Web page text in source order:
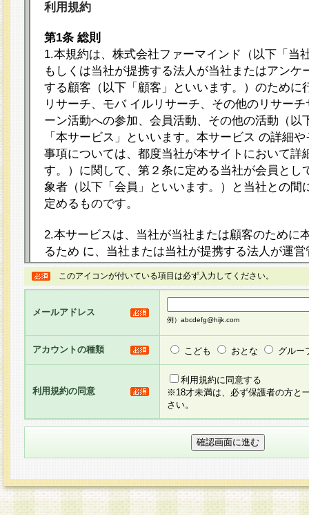
利用規約
第1条 総則
1.本規約は、株式会社ファーマインド（以下「当
もしくは当社が提携する法人が当社またはアンケ
する顧客（以下「顧客」といいます。）のために
リサーチ、モバ イルリサーチ、その他のリサー
ーン活動への参加、会員活動、その他の活動（以
「本サービス」といいます。本サービス の詳細
事項については、都度当社が本サイトにおいて詳
す。）に関して、第２条に定める当社が会員とし
象者（以下「会員」といいます。）と当社との間
定めるものです。
2.本サービスは、当社が当社または顧客のために
るため に、当社または当社が提携する法人が運
ト（以下「本サイト」といいます。）上に本サー
ージを設け、会員がアンケー ト調査に回答する
し、その結果を当社が集計・分析その他の利用を
るものです。なお、本サービスは、それぞれの目
員に対して本サービスの依頼を行うこともあり、
た全ての会員に対して本サービスの依頼をすると
りま す。
3.当社は、会員の事前の承諾を得ることなく、当
方 法・手段にて、本規約を任意に制定、変更ま
きるものとします。改定後の本規約等は、本規約
に掲示したときに、その 他の諸規定については
てその効力を生じるものとします。
4.本規約は、会員登録希望者による会員登録手続
このアイコンが付いている項目は必ず入力してください。
メールアドレス
例）abcdefg@hijk.com
アカウントの種類 こども おとな グルー
利用規約の同意
利用規約に同意する
※18才未満は、必ず保護者の方と
さい。